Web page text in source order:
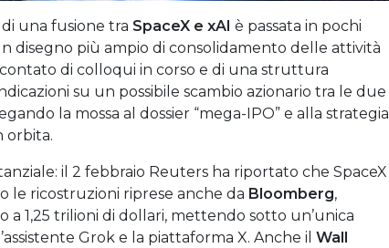
di una fusione tra SpaceX e xAI è passata in pochi
disegno più ampio di consolidamento delle attività
di colloqui in corso e di una struttura
su un possibile scambio azionario tra le due
la mossa al dossier “mega-IPO” e alla strategia
orbita.
il 2 febbraio Reuters ha riportato che SpaceX
le ricostruzioni riprese anche da Bloomberg,
1,25 trilioni di dollari, mettendo sotto un’unica
Grok e la piattaforma X. Anche il Wall